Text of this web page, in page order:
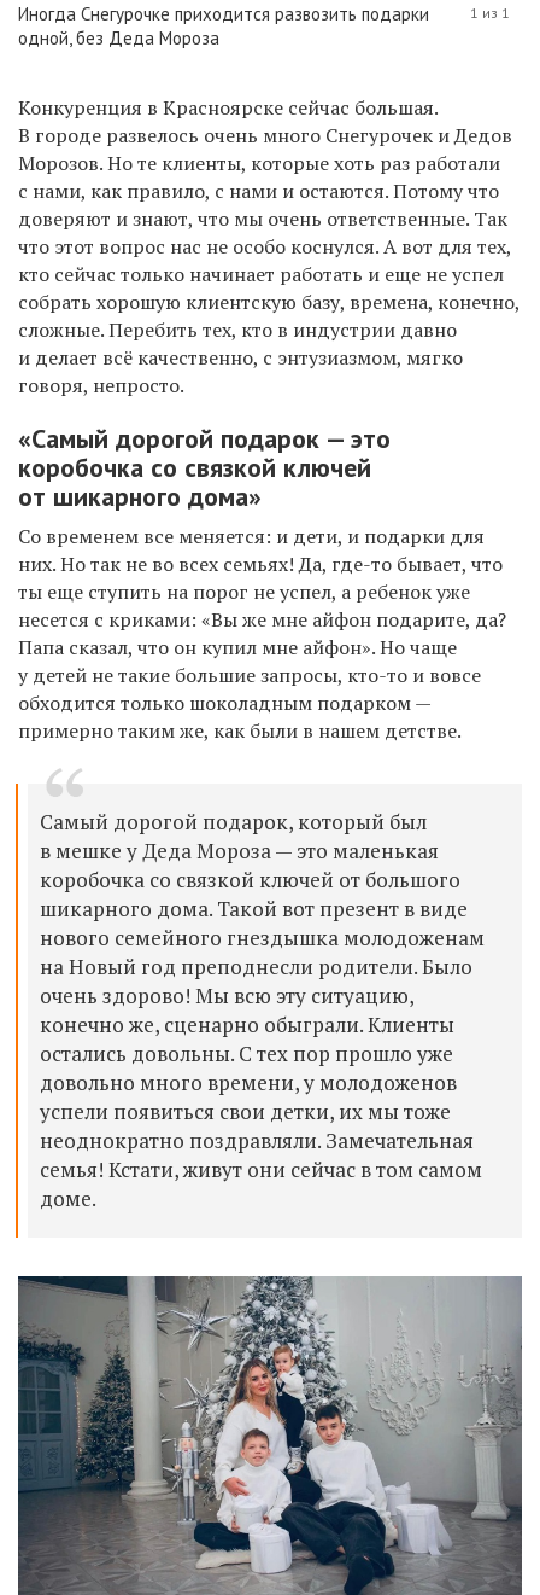
Иногда Снегурочке приходится развозить подарки
одной, без Деда Мороза
1 из 1
Конкуренция в Красноярске сейчас большая.
В городе развелось очень много Снегурочек и Дедов
Морозов. Но те клиенты, которые хоть раз работали
с нами, как правило, с нами и остаются. Потому что
доверяют и знают, что мы очень ответственные. Так
что этот вопрос нас не особо коснулся. А вот для тех,
кто сейчас только начинает работать и еще не успел
собрать хорошую клиентскую базу, времена, конечно,
сложные. Перебить тех, кто в индустрии давно
и делает всё качественно, с энтузиазмом, мягко
говоря, непросто.
«Самый дорогой подарок — это
коробочка со связкой ключей
от шикарного дома»
Со временем все меняется: и дети, и подарки для
них. Но так не во всех семьях! Да, где-то бывает, что
ты еще ступить на порог не успел, а ребенок уже
несется с криками: «Вы же мне айфон подарите, да?
Папа сказал, что он купил мне айфон». Но чаще
у детей не такие большие запросы, кто-то и вовсе
обходится только шоколадным подарком —
примерно таким же, как были в нашем детстве.
Самый дорогой подарок, который был
в мешке у Деда Мороза — это маленькая
коробочка со связкой ключей от большого
шикарного дома. Такой вот презент в виде
нового семейного гнездышка молодоженам
на Новый год преподнесли родители. Было
очень здорово! Мы всю эту ситуацию,
конечно же, сценарно обыграли. Клиенты
остались довольны. С тех пор прошло уже
довольно много времени, у молодоженов
успели появиться свои детки, их мы тоже
неоднократно поздравляли. Замечательная
семья! Кстати, живут они сейчас в том самом
доме.